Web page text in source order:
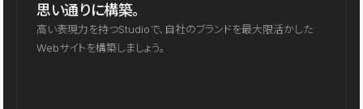
思い通りに構築。
高い表現力を持つStudioで、自社のブランドを最大限活かした
Webサイトを構築しましょう。